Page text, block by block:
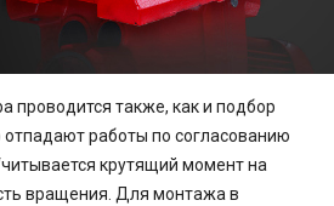
проводится также, как и подбор
отпадают работы по согласованию
крутящий момент на
вращения. Для монтажа в